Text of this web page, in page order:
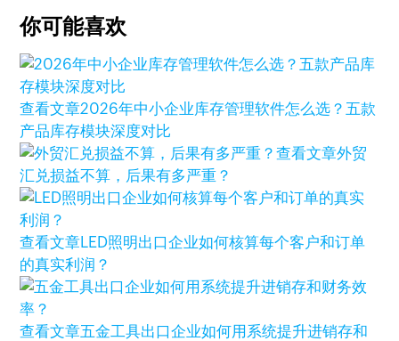
你可能喜欢
查看文章2026年中小企业库存管理软件怎么选？五款
产品库存模块深度对比
查看文章外贸
汇兑损益不算，后果有多严重？
查看文章LED照明出口企业如何核算每个客户和订单
的真实利润？
查看文章五金工具出口企业如何用系统提升进销存和